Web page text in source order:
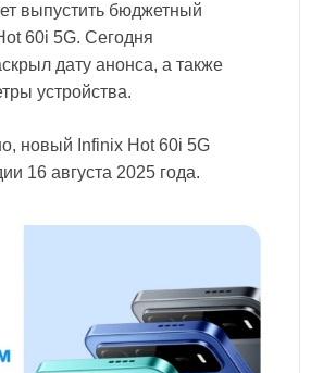
выпустить бюджетный
60i 5G. Сегодня
дату анонса, а также
устройства.
новый Infinix Hot 60i 5G
16 августа 2025 года.